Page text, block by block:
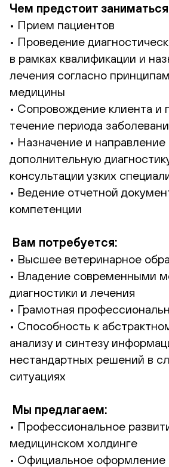
Чем предстоит
• Прием пациентов
• Проведение
в рамках квалификации и
лечения согласно
медицины
• Сопровождение клиента и
течение периода
• Назначение и направление
дополнительную
консультации узких
• Ведение отчетной
компетенции
Вам потребуется:
• Высшее ветеринарное
• Владение современными
диагностики и лечения
• Грамотная
• Способность к
анализу и синтезу
нестандартных решений в
ситуациях
Мы предлагаем:
• Профессиональное
медицинском холдинге
• Официальное